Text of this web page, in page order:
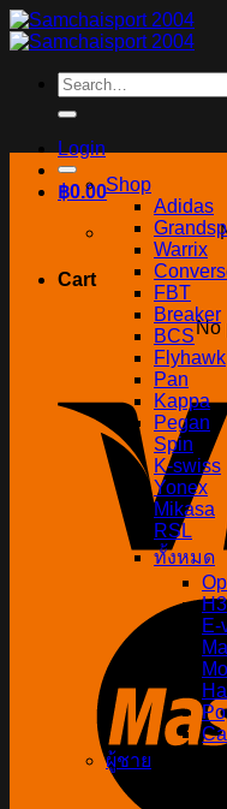
Skip
to
Search
for:
Login
฿0.00
Cart
No
Shop
Adidas
Warrix
FBT
Breaker
BCS
Flyhawk
Pan
Kappa
Pegan
Spin
K-swiss
Yonex
Mikasa
RSL
ทั้งหมด
H3
E-
ผู้ชาย